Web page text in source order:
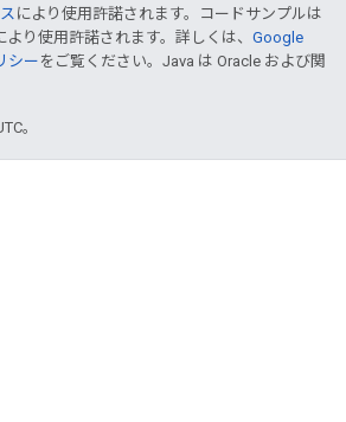
により使用許諾されます。コードサンプルは
より使用許諾されます。詳しくは、 Google
シー をご覧ください。Java は Oracle および関
。